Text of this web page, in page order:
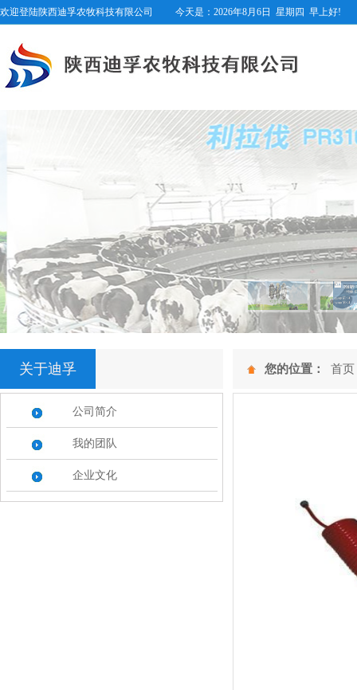
欢迎登陆陕西迪孚农牧科技有限公司 今天是： 2026年8月6日 星期四 早上好!
关于迪孚
公司简介
我的团队
企业文化
您的位置： 首页